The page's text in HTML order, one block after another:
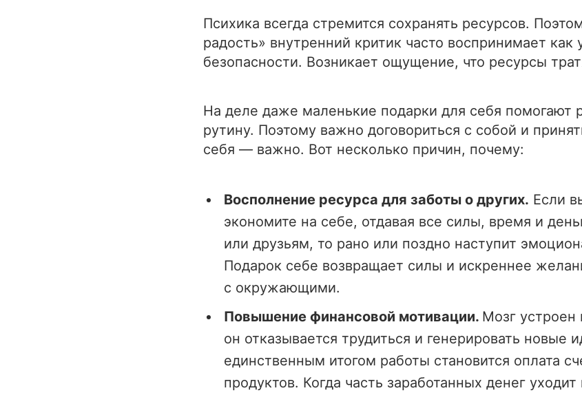
Психика всегда стремится сохранять ресурсов.
радость» внутренний критик часто воспринимает как
безопасности. Возникает ощущение, что ресурсы
На деле даже маленькие подарки для себя помогают
рутину. Поэтому важно договориться с собой и
себя — важно. Вот несколько причин, почему:
Восполнение ресурса для заботы о других. Если
экономите на себе, отдавая все силы, время и
или друзьям, то рано или поздно наступит
Подарок себе возвращает силы и искреннее
с окружающими.
Повышение финансовой мотивации. Мозг устроен
он отказывается трудиться и генерировать новые
единственным итогом работы становится оплата
продуктов. Когда часть заработанных денег